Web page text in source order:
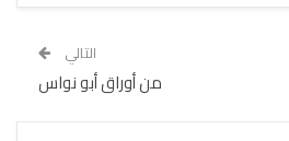
التالي
من أوراق أبو نواس